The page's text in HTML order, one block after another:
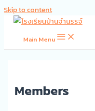
Skip to content
Main Menu
Members